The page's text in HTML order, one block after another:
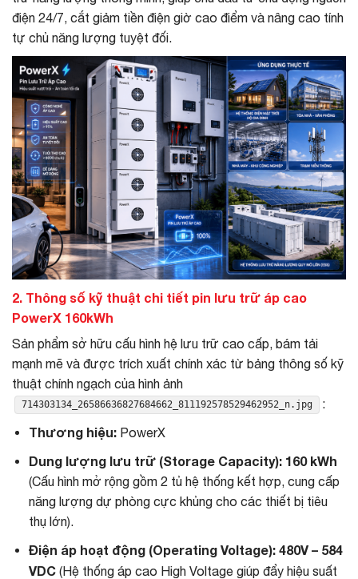
điện 24/7, cắt giảm tiền điện giờ cao điểm và nâng cao tính
tự chủ năng lượng tuyệt đối.
2. Thông số kỹ thuật chi tiết pin lưu trữ áp cao
PowerX 160kWh
Sản phẩm sở hữu cấu hình hệ lưu trữ cao cấp, bám tải
mạnh mẽ và được trích xuất chính xác từ bảng thông số kỹ
thuật chính ngạch của hình ảnh
714303134_26586636827684662_811192578529462952_n.jpg :
Thương hiệu:PowerX
Dung lượng lưu trữ (Storage Capacity): 160 kWh
(Cấu hình mở rộng gồm 2 tủ hệ thống kết hợp, cung cấp
năng lượng dự phòng cực khủng cho các thiết bị tiêu
thụ lớn).
Điện áp hoạt động (Operating Voltage): 480V – 584
VDC(Hệ thống áp cao High Voltage giúp đẩy hiệu suất